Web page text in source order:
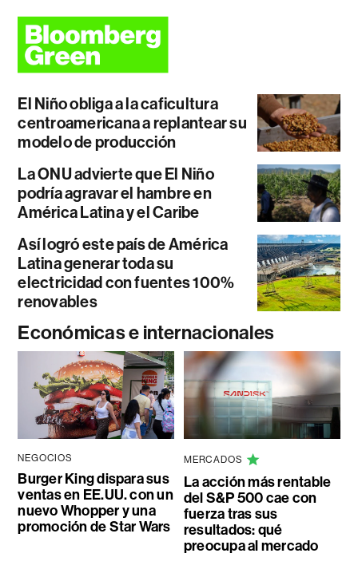
El Niño obliga a la caficultura
centroamericana a replantear su
modelo de producción
La ONU advierte que El Niño
podría agravar el hambre en
América Latina y el Caribe
Así logró este país de América
Latina generar toda su
electricidad con fuentes 100%
renovables
Económicas e internacionales
NEGOCIOS
Burger King dispara sus
ventas en EE.UU. con un
nuevo Whopper y una
promoción de Star Wars
MERCADOS
La acción más rentable
del S&P 500 cae con
fuerza tras sus
resultados: qué
preocupa al mercado